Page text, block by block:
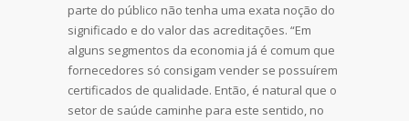
parte do público não tenha uma exata noção do
significado e do valor das acreditações. “Em
alguns segmentos da economia já é comum que
fornecedores só consigam vender se possuírem
certificados de qualidade. Então, é natural que o
setor de saúde caminhe para este sentido, no